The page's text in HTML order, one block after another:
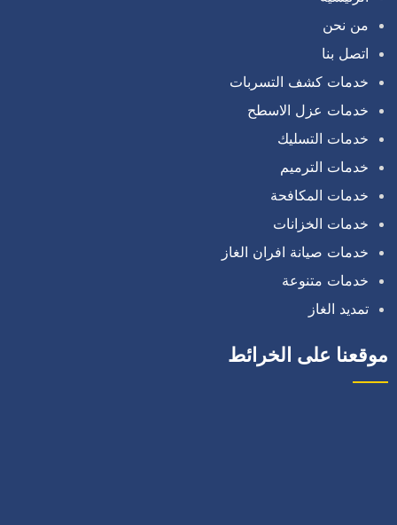
من نحن
اتصل بنا
خدمات كشف التسربات
خدمات عزل الاسطح
خدمات التسليك
خدمات الترميم
خدمات المكافحة
خدمات الخزانات
خدمات صيانة افران الغاز
خدمات متنوعة
تمديد الغاز
موقعنا على الخرائط